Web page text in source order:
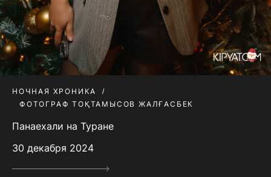
НОЧНАЯ ХРОНИКА
ФОТОГРАФ ТОҚТАМЫСОВ ЖАЛҒАСБЕК
Панаехали на Туране
30 декабря 2024